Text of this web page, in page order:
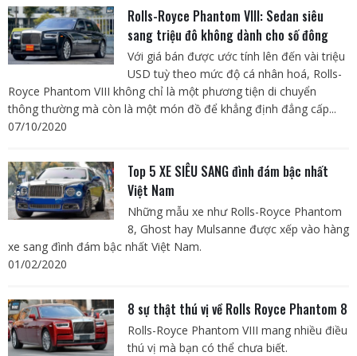
Rolls-Royce Phantom VIII: Sedan siêu
sang triệu đô không dành cho số đông
Với giá bán được ước tính lên đến vài triệu
USD tuỳ theo mức độ cá nhân hoá, Rolls-
Royce Phantom VIII không chỉ là một phương tiện di chuyển
thông thường mà còn là một món đồ để khẳng định đẳng cấp...
07/10/2020
Top 5 XE SIÊU SANG đình đám bậc nhất
Việt Nam
Những mẫu xe như Rolls-Royce Phantom
8, Ghost hay Mulsanne được xếp vào hàng
xe sang đình đám bậc nhất Việt Nam.
01/02/2020
8 sự thật thú vị về Rolls Royce Phantom 8
Rolls-Royce Phantom VIII mang nhiều điều
thú vị mà bạn có thể chưa biết.